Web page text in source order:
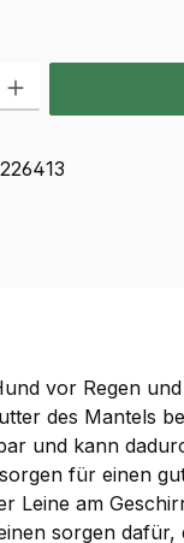
ist zurzeit nicht
Gib den
vor Regen
des Mantels
und kann
für einen
Leine am
sorgen dafür,